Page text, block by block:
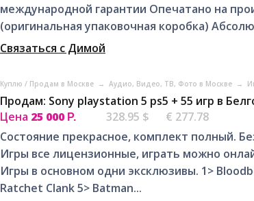
международной гарантии Опечатано на
(оригинальная упаковочная коробка)
Связаться с Димой
Куплю / Продам в Москве → Аудио, Видео, ТВ, Фото в Москве →
Продам: Sony playstation 5 ps5 + 55 игр в
Цена 25 000 Р. 328.95 $
€ 277.78
Состояние прекрасное, комплект полный.
Игры все лицензионные, играть можно
Игры в основном одни эксклюзивы. 1>
Ratchet Clank 5> Batman...